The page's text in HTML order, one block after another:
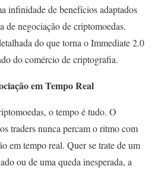
infinidade de benefícios adaptados
de negociação de criptomoedas.
do que torna o Immediate 2.0
do comércio de criptografia.
em Tempo Real
o tempo é tudo. O
traders nunca percam o ritmo com
em tempo real. Quer se trate de um
ou de uma queda inesperada, a